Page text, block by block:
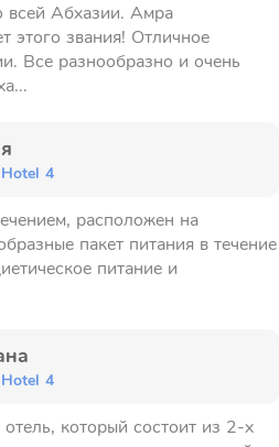
всей Абхазии. Амра
этого звания! Отличное
Все разнообразно и очень
4
расположен на
пакет питания в течение
питание и
4
который состоит из 2-х